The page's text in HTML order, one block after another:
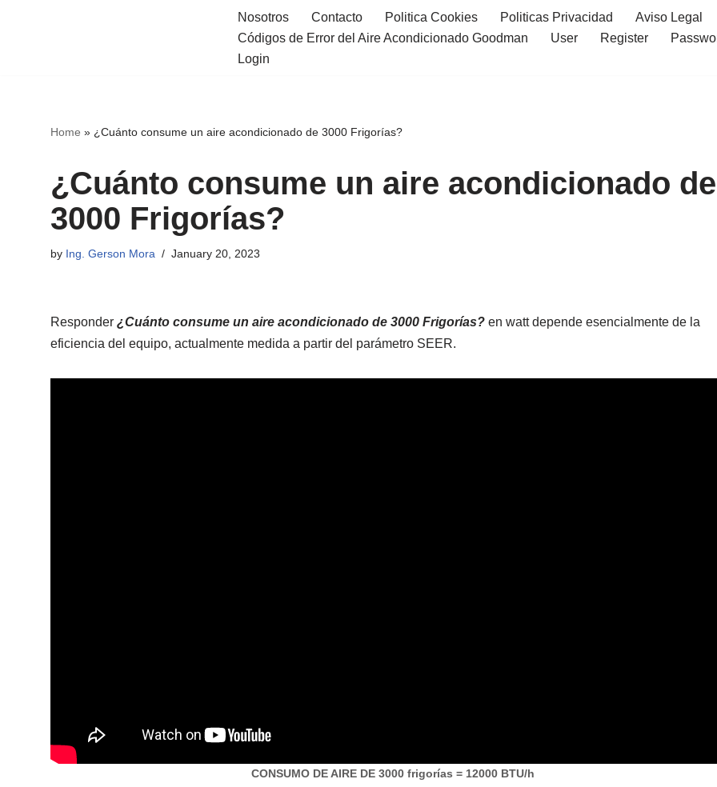
Nosotros Contacto Politica Cookies Politicas Privacidad Aviso Legal
Códigos de Error del Aire Acondicionado Goodman
User Register
Login
Home » ¿Cuánto consume un aire acondicionado de 3000 Frigorías?
¿Cuánto consume un aire acondicionado de
3000 Frigorías?
by Ing. Gerson Mora January 20, 2023
Responder ¿Cuánto consume un aire acondicionado de 3000 Frigorías? en watt depende esencialmente de la
eficiencia del equipo, actualmente medida a partir del parámetro SEER.
CONSUMO DE AIRE DE 3000 frigorías = 12000 BTU/h